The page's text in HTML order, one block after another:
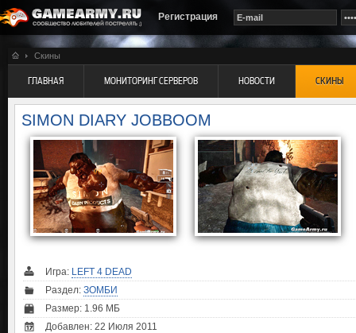
Регистрация
Скины
ГЛАВНАЯ МОНИТОРИНГ СЕРВЕРОВ НОВОСТИ СКИНЫ
SIMON DIARY JOBBOOM
Игра: LEFT 4 DEAD
Раздел: ЗОМБИ
Размер: 1.96 МБ
Добавлен: 22 Июля 2011